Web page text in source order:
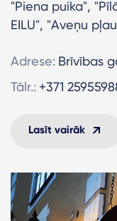
"Piena puika",
EILU", "Aveņu
Adrese: Brīvības
Tālr.: +371
Lasīt vairāk